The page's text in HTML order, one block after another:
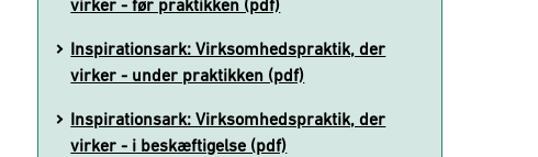
virker - før praktikken (pdf)
Inspirationsark: Virksomhedspraktik, der
virker - under praktikken (pdf)
Inspirationsark: Virksomhedspraktik, der
virker - i beskæftigelse (pdf)